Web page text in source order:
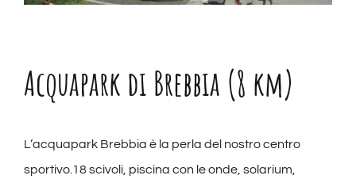
Acquapark di Brebbia (8 km)
L’acquapark Brebbia è la perla del nostro centro
sportivo.18 scivoli, piscina con le onde, solarium,